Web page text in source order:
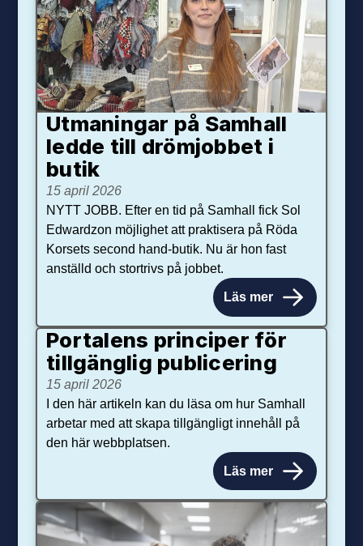
Utmaningar på Sam­hall
ledde till dröm­jobbet i
butik
15 april 2026
NYTT JOBB. Efter en tid på Samhall fick Sol
Edwardzon möjlighet att praktisera på Röda
Korsets second hand-butik. Nu är hon fast
anställd och stortrivs på jobbet.
Läs mer
Portalens principer för
tillgänglig publicering
15 april 2026
I den här artikeln kan du läsa om hur Samhall
arbetar med att skapa tillgängligt innehåll på
den här webbplatsen.
Läs mer